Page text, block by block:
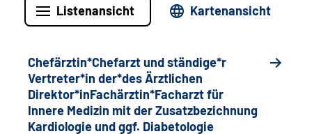
Listenansicht Kartenansicht
Chefärztin*Chefarzt und ständige*r
Vertreter*in der*des Ärztlichen
Direktor*inFachärztin*Facharzt für
Innere Medizin mit der Zusatzbezichnung
Kardiologie und ggf. Diabetologie